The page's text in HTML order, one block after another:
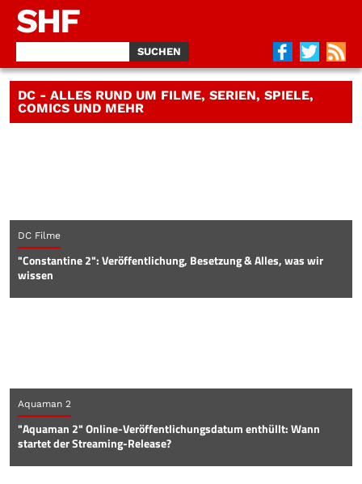
SHF
DC - ALLES RUND UM FILME, SERIEN, SPIELE,
COMICS UND MEHR
DC Filme
"Constantine 2": Veröffentlichung, Besetzung & Alles, was wir
wissen
Aquaman 2
"Aquaman 2" Online-Veröffentlichungsdatum enthüllt: Wann
startet der Streaming-Release?